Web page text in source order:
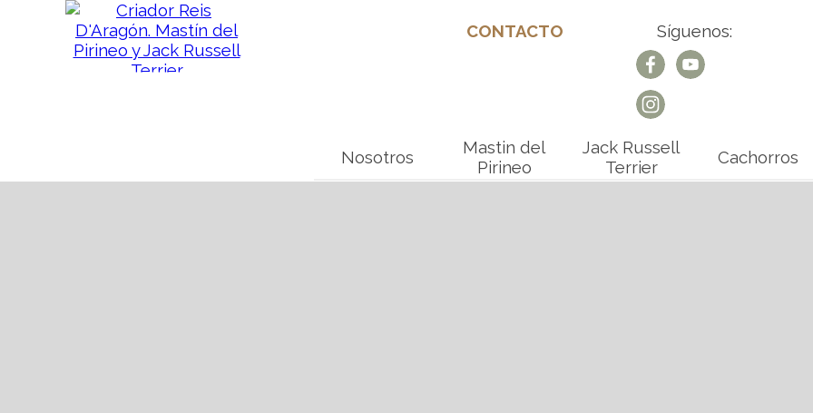
Nosotros
Mastin del
Pirineo
Jack Russell
Terrier
Cachorros
CONTACTO Síguenos: